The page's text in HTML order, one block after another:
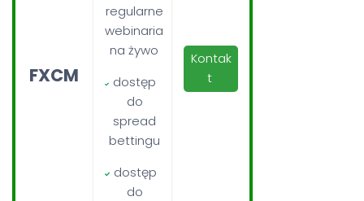
FXCM
regularne
webinaria
na żywo
dostęp
do
spread
bettingu
dostęp
do
Kontak
t